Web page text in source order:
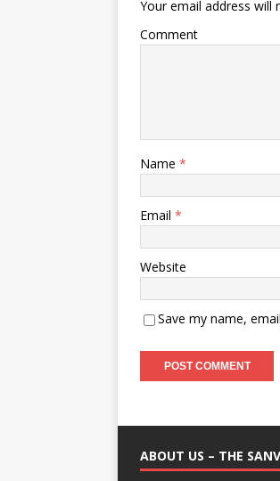
Your email address will
Comment
Name *
Email *
Website
Save my name,
ABOUT US – THE